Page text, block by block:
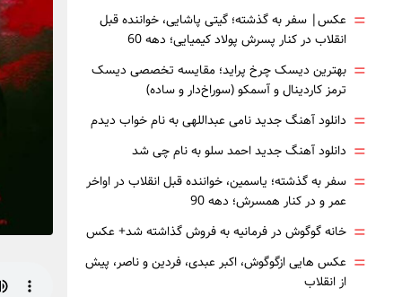
= عکس| سفر به گذشته؛ گیتی پاشایی، خواننده قبل
انقلاب در کنار پسرش پولاد کیمیایی؛ دهه 60
= بهترین دیسک چرخ پراید؛ مقایسه تخصصی دیسک
ترمز کاردینال و آسمکو (سوراخ‌دار و ساده)
= دانلود آهنگ جدید نامی عبداللهی به نام خواب دیدم
= دانلود آهنگ جدید احمد سلو به نام چی شد
= سفر به گذشته؛ یاسمین، خواننده قبل انقلاب در اواخر
عمر و در کنار همسرش؛ دهه 90
= خانه گوگوش در فرمانیه به فروش گذاشته شد+ عکس
= عکس هایی ازگوگوش، اکبر عبدی، فردین و ناصر، پیش
از انقلاب